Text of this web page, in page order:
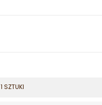
1 SZTUKI